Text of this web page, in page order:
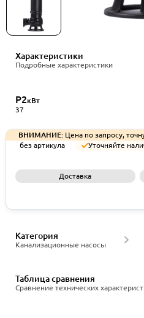
Характеристики
Подробные характеристики
P2кВт
37
ВНИМАНИЕ: Цена по запросу,
без артикула
Уточняйте
Доставка
Канализационные насосы
Категория
Сравнение технических
Таблица сравнения